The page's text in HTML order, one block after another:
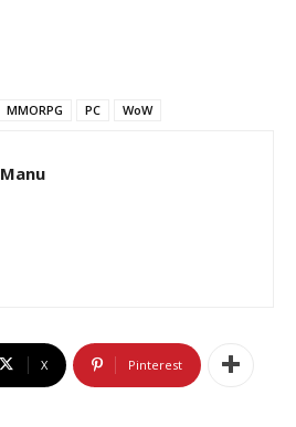
MMORPG PC WoW
Manu
X Pinterest